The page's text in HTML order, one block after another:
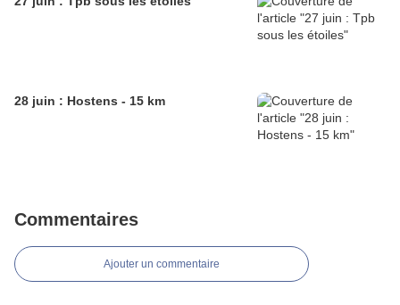
28 juin : Hostens - 15 km
Commentaires
Ajouter un commentaire